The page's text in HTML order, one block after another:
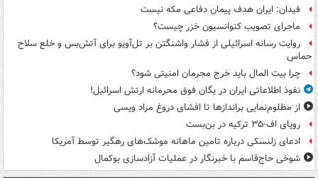
فیدان: ایران هدف پیمان دفاعی مکه نیست
ماجرای تصویب کنوانسیون خزر چیست؟
روایت رسانه اسرائیلی از فشار واشنگتن بر تل‌آویو برای آتش‌بس و خلع سلاح
حماس
چرا بیت المال باید خرج مجرمان امنیتی شود؟
نفوذ اطلاعاتی ایران در یگان فوق محرمانه ارتش اسرائیل!
از مظلوم‌نمایی براندازها تا افشای دروغ مراد ویسی
رویای اف-۳۵ ترکیه در بن‌بست
ادعای زلنسکی درباره تامین ماهانه موشک‌های رهگیر توسط آمریکا
شوخی حاج‌قاسم با خبرنگار در عملیات آزادسازی بوکمال